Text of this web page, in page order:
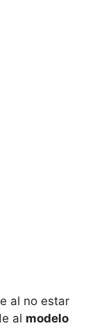
al no estar
al modelo